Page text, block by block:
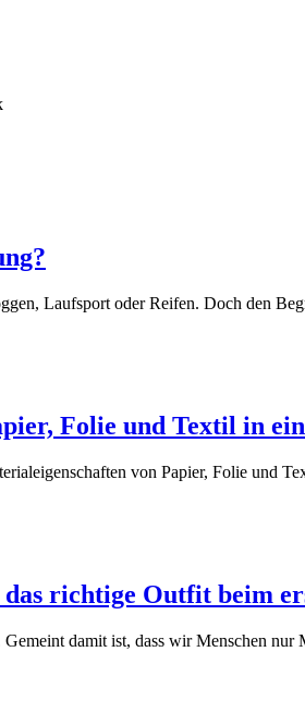
Laufsport oder Reifen. Doch den
Folie und Textil in
von Papier, Folie und
richtige Outfit beim
damit ist, dass wir Menschen